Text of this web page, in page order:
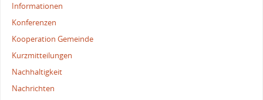
Informationen
Konferenzen
Kooperation Gemeinde
Kurzmitteilungen
Nachhaltigkeit
Nachrichten